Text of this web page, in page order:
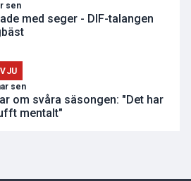
sen
med seger - DIF-talangen
sen
om svåra säsongen: "Det har
mentalt"